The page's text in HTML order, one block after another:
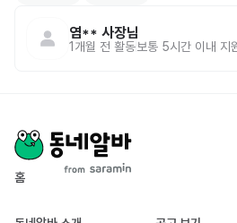
염** 사장님
1개월 전 활동보통 5시간 이내 지
홈